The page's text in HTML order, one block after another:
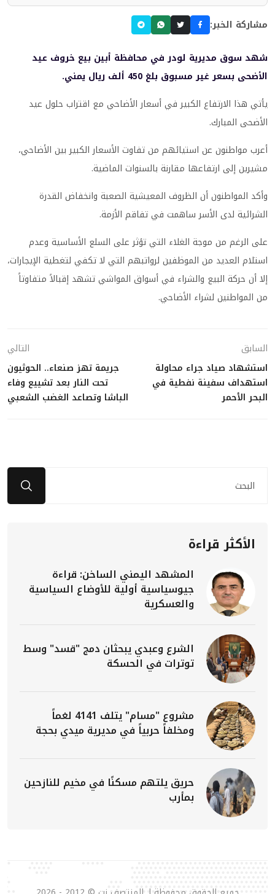
مشاركة الخبر:
شهد سوق مديرية لودر في محافظة أبين بيع خروف عيد
الأضحى بسعر غير مسبوق بلغ 450 ألف ريال يمني.
يأتي هذا الارتفاع الكبير في أسعار الأضاحي مع اقتراب حلول عيد
الأضحى المبارك.
أعرب مواطنون عن استيائهم من تفاوت الأسعار الكبير بين الأضاحي،
مشيرين إلى ارتفاعها مقارنة بالسنوات الماضية.
وأكد المواطنون أن الظروف المعيشية الصعبة وانخفاض القدرة
الشرائية لدى الأسر ساهمت في تفاقم الأزمة.
على الرغم من موجة الغلاء التي تؤثر على السلع الأساسية وعدم
استلام العديد من الموظفين لرواتبهم التي لا تكفي لتغطية الإيجارات،
إلا أن حركة البيع والشراء في أسواق المواشي تشهد إقبالاً متفاوتاً
من المواطنين لشراء الأضاحي.
السابق
استشهاد صياد جراء محاولة
استهداف سفينة نفطية في
البحر الأحمر
التالي
جريمة تهز صنعاء.. الحوثيون
تحت النار بعد تشييع وفاء
الباشا وتصاعد الغضب الشعبي
الأكثر قراءة
المشهد اليمني الساخن: قراءة
جيوسياسية أولية للأوضاع السياسية
والعسكرية
الشرع وعبدي يبحثان دمج "قسد" وسط
توترات في الحسكة
مشروع "مسام" يتلف 4141 لغماً
ومخلفاً حربياً في مديرية ميدي بحجة
حريق يلتهم مسكنًا في مخيم للنازحين
بمأرب